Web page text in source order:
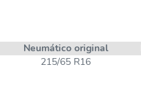
Neumático original
215/65 R16